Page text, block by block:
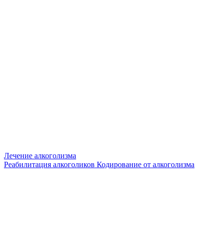
Лечение алкоголизма
Реабилитация алкоголиков Кодирование от алкоголизма